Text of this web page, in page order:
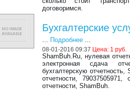
договоримся.
Бухгалтерские
... Подробнее...
08-01-2016 09:37 Цена: 1 руб.
ShamBuh.Ru, нулевая
электронная сдача
бухгалтерскую
отчетности, 79037505971,
отчетности, ShamBuh.